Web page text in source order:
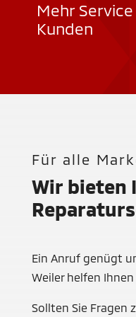
Mehr
Kunden
Für alle
Wir bieten
Ein Anruf genügt
Weiler helfen Ihnen
Sollten Sie Fragen